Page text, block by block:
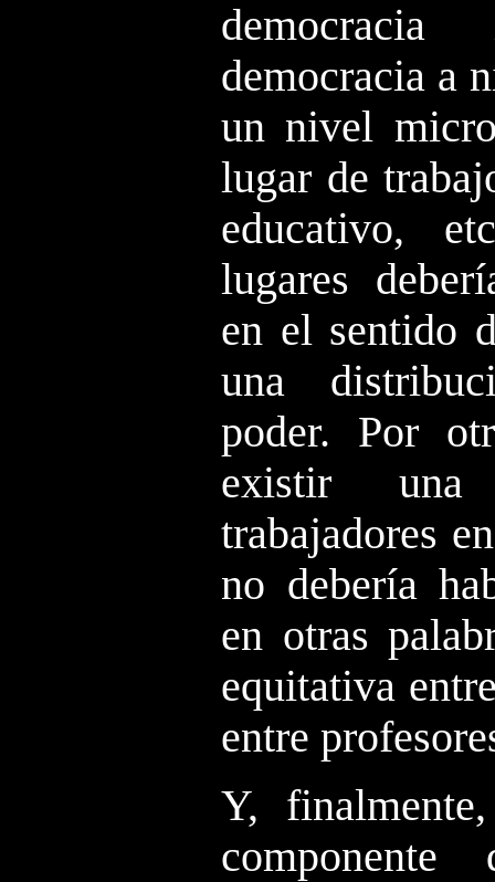
democracia a
un nivel
lugar de
educativo,
lugares
en el sentido
una
poder. Por
existir una
trabajadores
no debería
en otras
equitativa
entre
Y,